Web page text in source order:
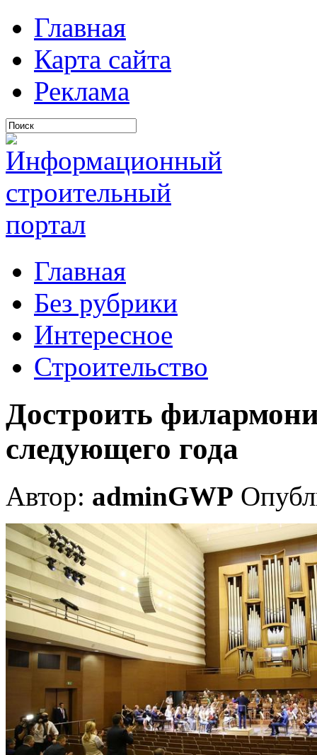
Главная
Карта сайта
Реклама
Главная
Без рубрики
Интересное
Строительство
Достроить
следующего года
Автор: adminGWP